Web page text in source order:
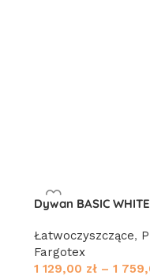
Dywan BASIC WHITE
Łatwoczyszczące,
Fargotex
1 129,00 zł – 1